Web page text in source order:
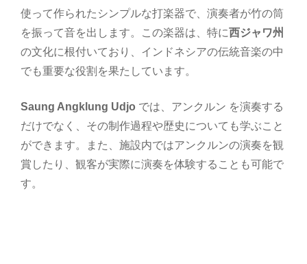
使って作られたシンプルな打楽器で、演奏者が竹の筒
を振って音を出します。この楽器は、特に西ジャワ州
の文化に根付いており、インドネシアの伝統音楽の中
でも重要な役割を果たしています。
Saung Angklung Udjo では、アンクルン を演奏する
だけでなく、その制作過程や歴史についても学ぶこと
ができます。また、施設内ではアンクルンの演奏を観
賞したり、観客が実際に演奏を体験することも可能で
す。